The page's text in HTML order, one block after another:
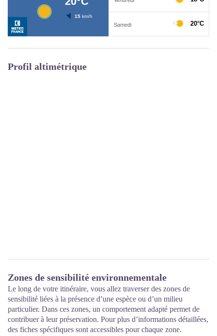
Profil altimétrique
Zones de sensibilité environnementale
Le long de votre itinéraire, vous allez traverser des zones de
sensibilité liées à la présence d’une espèce ou d’un milieu
particulier. Dans ces zones, un comportement adapté permet de
contribuer à leur préservation. Pour plus d’informations détaillées,
des fiches spécifiques sont accessibles pour chaque zone.